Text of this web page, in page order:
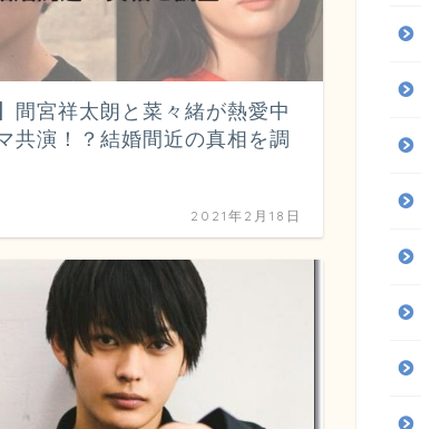
間宮祥太朗と菜々緒が熱愛中
共演！？結婚間近の真相を調
2021年2月18日